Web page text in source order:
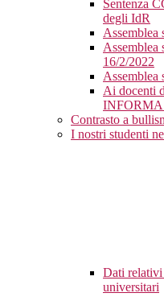
Sentenza
degli IdR
Assemblea
16/2/2022
Assemblea
Ai docenti
INFORMA
Contrasto a
I nostri studenti
Dati relativi
universitari